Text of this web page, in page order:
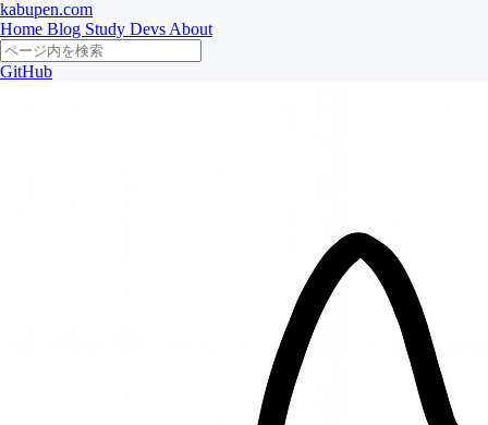
kabupen.com
Home Blog Study Devs About
GitHub